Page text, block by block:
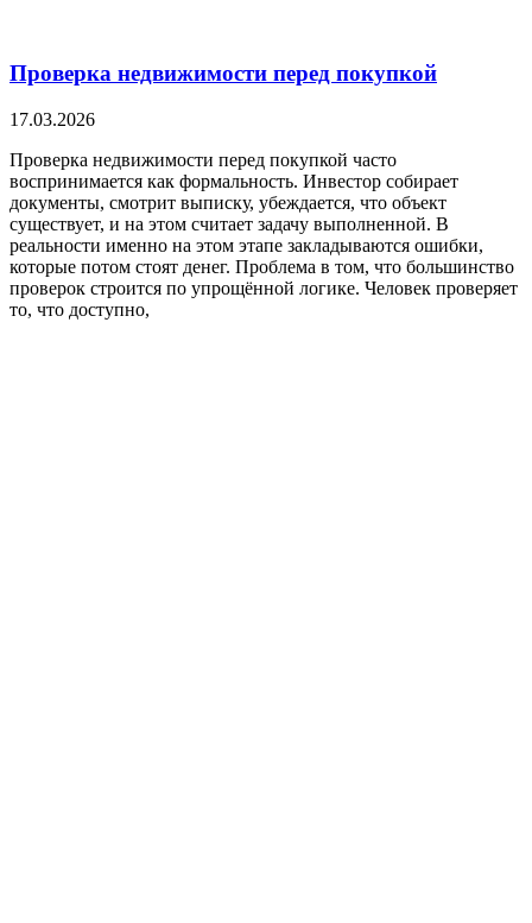
Проверка недвижимости перед покупкой
17.03.2026
Проверка недвижимости перед покупкой часто
воспринимается как формальность. Инвестор собирает
документы, смотрит выписку, убеждается, что объект
существует, и на этом считает задачу выполненной. В
реальности именно на этом этапе закладываются ошибки,
которые потом стоят денег. Проблема в том, что большинство
проверок строится по упрощённой логике. Человек проверяет
то, что доступно,